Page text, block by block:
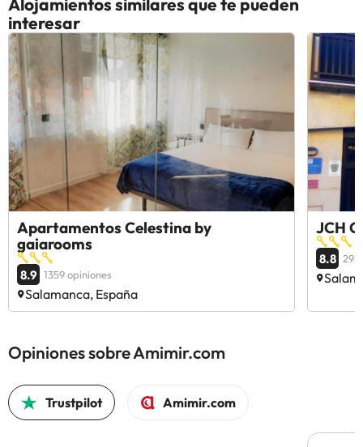
interesar
Apartamentos Celestina by
gaiarooms
8.9 1359 opiniones
Salamanca, España
JCH
8.8
Opiniones sobre Amimir.com
Trustpilot Amimir.com